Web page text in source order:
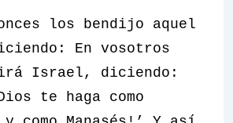
los bendijo aquel
En vosotros
Israel, diciendo:
te haga como